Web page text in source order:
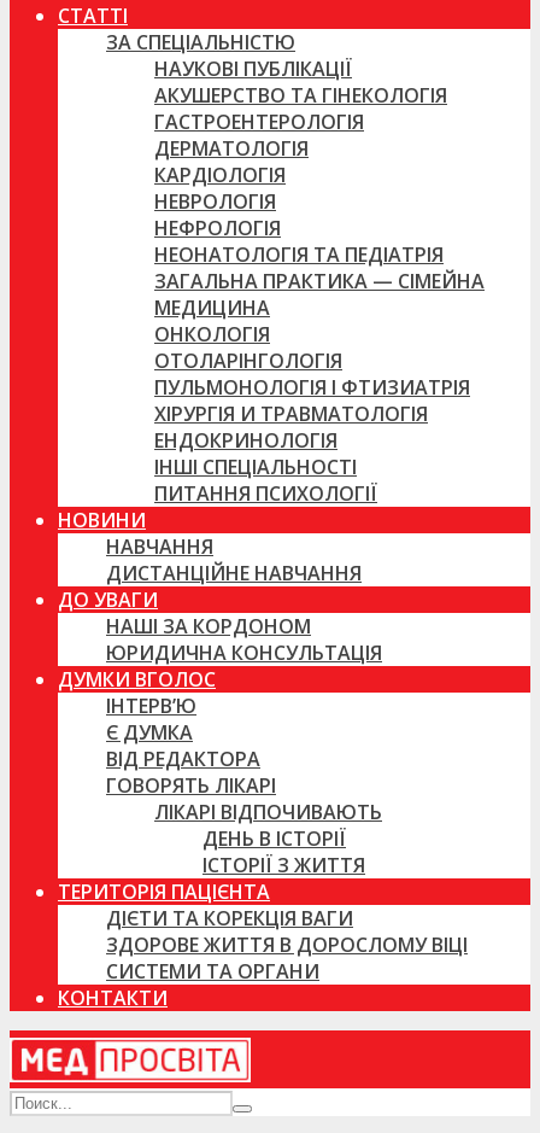
СТАТТІ
ЗА СПЕЦІАЛЬНІСТЮ
НАУКОВІ ПУБЛІКАЦІЇ
АКУШЕРСТВО ТА ГІНЕКОЛОГІЯ
ГАСТРОЕНТЕРОЛОГІЯ
ДЕРМАТОЛОГІЯ
КАРДІОЛОГІЯ
НЕВРОЛОГІЯ
НЕФРОЛОГІЯ
НЕОНАТОЛОГІЯ ТА ПЕДІАТРІЯ
ЗАГАЛЬНА ПРАКТИКА — СІМЕЙНА
МЕДИЦИНА
ОНКОЛОГІЯ
ОТОЛАРІНГОЛОГІЯ
ПУЛЬМОНОЛОГІЯ І ФТИЗИАТРІЯ
ХІРУРГІЯ И ТРАВМАТОЛОГІЯ
ЕНДОКРИНОЛОГІЯ
ІНШІ СПЕЦІАЛЬНОСТІ
ПИТАННЯ ПСИХОЛОГІЇ
НОВИНИ
НАВЧАННЯ
ДИСТАНЦІЙНЕ НАВЧАННЯ
ДО УВАГИ
НАШІ ЗА КОРДОНОМ
ЮРИДИЧНА КОНСУЛЬТАЦІЯ
ДУМКИ ВГОЛОС
ІНТЕРВ’Ю
Є ДУМКА
ВІД РЕДАКТОРА
ГОВОРЯТЬ ЛІКАРІ
ЛІКАРІ ВІДПОЧИВАЮТЬ
ДЕНЬ В ІСТОРІЇ
ІСТОРІЇ З ЖИТТЯ
ТЕРИТОРІЯ ПАЦІЄНТА
ДІЄТИ ТА КОРЕКЦІЯ ВАГИ
ЗДОРОВЕ ЖИТТЯ В ДОРОСЛОМУ ВІЦІ
СИСТЕМИ ТА ОРГАНИ
КОНТАКТИ